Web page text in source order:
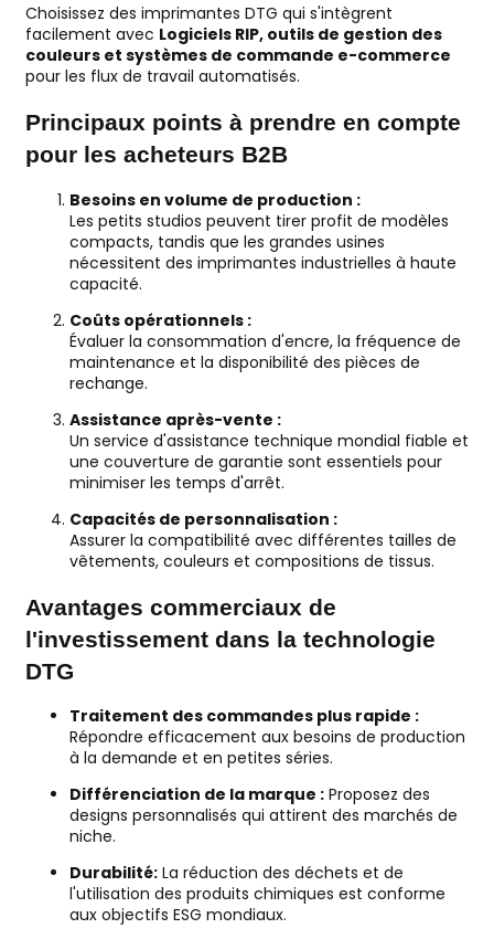
Choisissez des imprimantes DTG qui s'intègrent
facilement avec Logiciels RIP, outils de gestion des
couleurs et systèmes de commande e-commerce
pour les flux de travail automatisés.
Principaux points à prendre en compte
pour les acheteurs B2B
Besoins en volume de production :
Les petits studios peuvent tirer profit de modèles
compacts, tandis que les grandes usines
nécessitent des imprimantes industrielles à haute
capacité.
Coûts opérationnels :
Évaluer la consommation d'encre, la fréquence de
maintenance et la disponibilité des pièces de
rechange.
Assistance après-vente :
Un service d'assistance technique mondial fiable et
une couverture de garantie sont essentiels pour
minimiser les temps d'arrêt.
Capacités de personnalisation :
Assurer la compatibilité avec différentes tailles de
vêtements, couleurs et compositions de tissus.
Avantages commerciaux de
l'investissement dans la technologie
DTG
Traitement des commandes plus rapide :
Répondre efficacement aux besoins de production
à la demande et en petites séries.
Différenciation de la marque :Proposez des
designs personnalisés qui attirent des marchés de
niche.
Durabilité:La réduction des déchets et de
l'utilisation des produits chimiques est conforme
aux objectifs ESG mondiaux.